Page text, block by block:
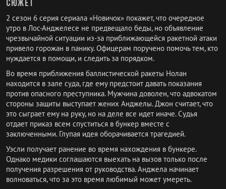
Сюжет
2 сезон 6 серия сериала «Новичок» покажет, что очередное
утро в Лос-Анджелесе не предвещало беды, но объявление
чрезвычайной ситуации из-за приближающейся ракетной атаки
привело горожан в панику. Офицерам поручено помочь тем, кто
нуждается в помощи, и следить за порядком.
Во время приближения баллистической ракеты Нолан
находится в зале суда, где ему предстоит давать показания
против опасного преступника. Мужчина доволен, что адвокатом
стороны защиты выступает жених Анджелы. Джон считает, что
это сыграет ему на руку, но на деле все идет иначе. Судья
отдает приказ всем спуститься в бункер вместе с
заключенными. Глупая идея оборачивается трагедией.
Уэсли получает ранение во время нахождения в бункере.
Однако медики соглашаются выехать на вызов только после
получения разрешения от руководства. Анджела начинает
волноваться, что за это время любимый может умереть.